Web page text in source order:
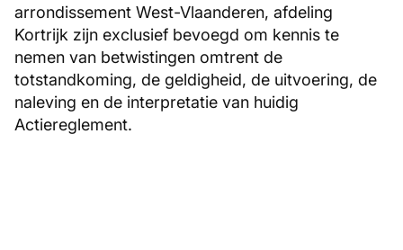
arrondissement West-Vlaanderen, afdeling
Kortrijk zijn exclusief bevoegd om kennis te
nemen van betwistingen omtrent de
totstandkoming, de geldigheid, de uitvoering, de
naleving en de interpretatie van huidig
Actiereglement.